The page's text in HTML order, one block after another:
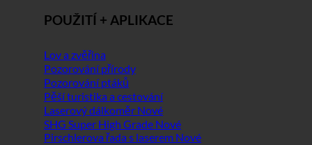
POUŽITÍ + APLIKACE
Lov a zvěřina
Pozorování přírody
Pozorování ptáků
Pěší turistika a cestování
Laserový dálkoměr
SHG Super High Grade
Pirschlerova řada s laserem